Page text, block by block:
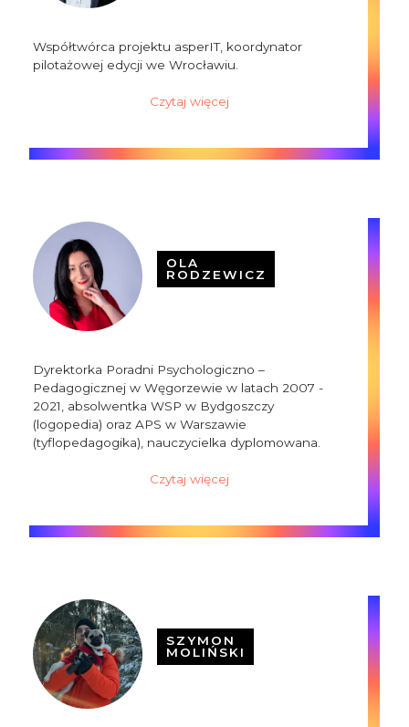
Współtwórca projektu asperIT, koordynator
pilotażowej edycji we Wrocławiu.
Czytaj więcej
OLA
RODZEWICZ
Dyrektorka Poradni Psychologiczno –
Pedagogicznej w Węgorzewie w latach 2007 -
2021, absolwentka WSP w Bydgoszczy
(logopedia) oraz APS w Warszawie
(tyflopedagogika), nauczycielka dyplomowana.
Czytaj więcej
SZYMON
MOLIŃSKI